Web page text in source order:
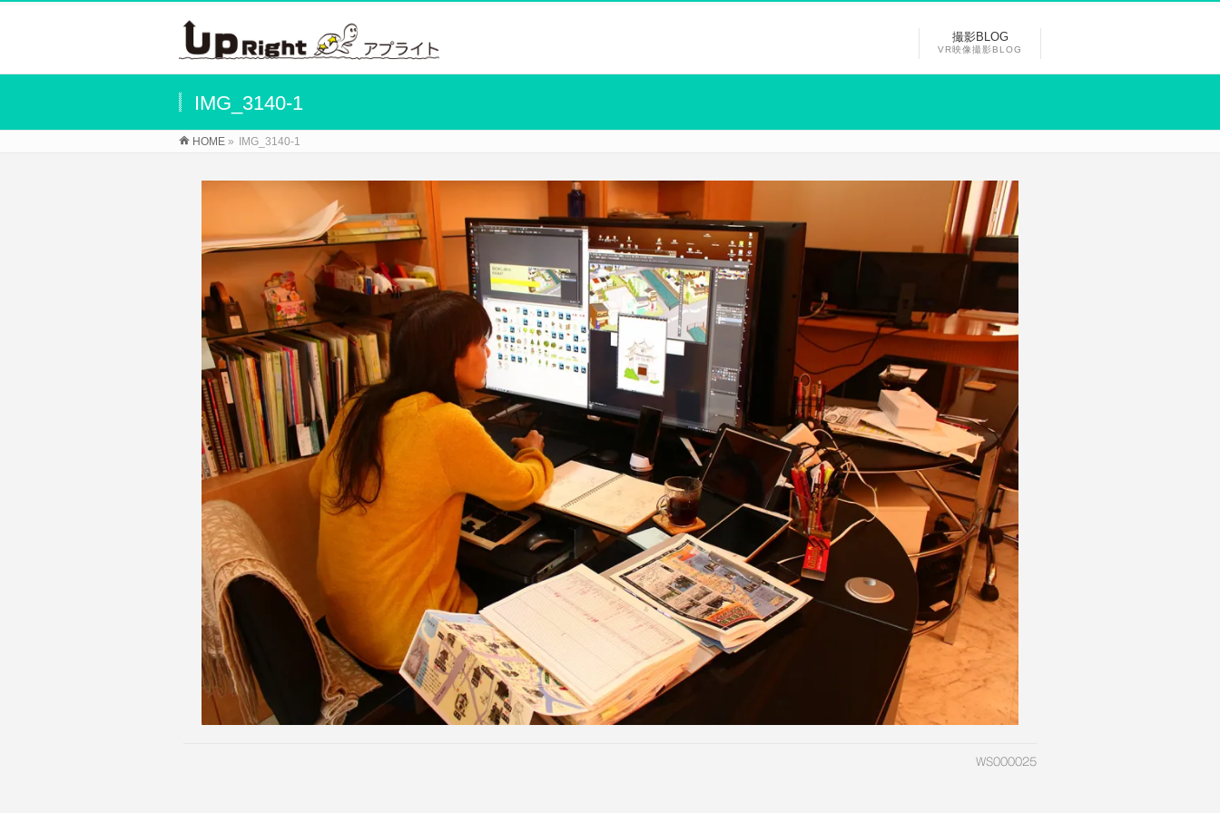
撮影BLOG
VR映像撮影BLOG
IMG_3140-1
HOME » IMG_3140-1
WS000025